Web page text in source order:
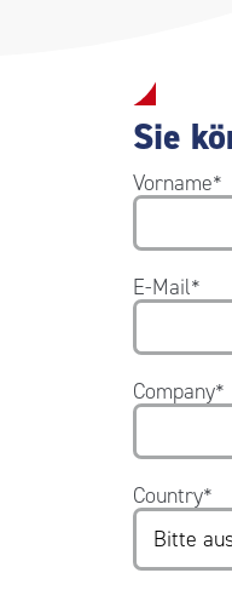
Sie
Vorname*
E-Mail*
Company*
Country*